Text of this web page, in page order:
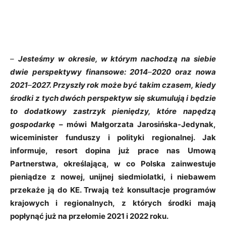
– Jesteśmy w okresie, w którym nachodzą na siebie
dwie perspektywy finansowe: 2014–2020 oraz nowa
2021–​2027. Przyszły rok może być takim czasem, kiedy
środki z tych dwóch perspektyw się skumulująibędzie
to dodatkowy zastrzykpieniędzy, które napędzą
gospodarkę – mówi Małgorzata Jarosińska-Jedynak,
wiceminister funduszy i polityki regionalnej. Jak
informuje, resort dopina już prace nas Umową
Partnerstwa, określającą, w co Polska zainwestuje
pieniądze z nowej, unijnej siedmiolatki, i niebawem
przekaże ją do KE. Trwają też konsultacje programów
krajowych i regionalnych, z których środki mają
popłynąć już na przełomie 2021 i 2022 roku.